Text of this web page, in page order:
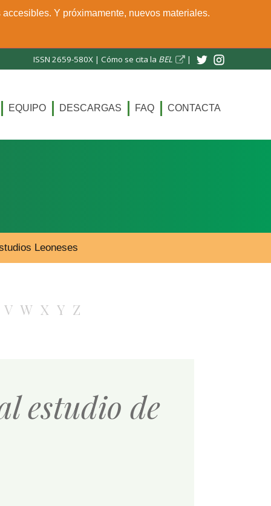
ISSN 2659-580X | Cómo se cita la BEL |
EQUIPO DESCARGAS FAQ CONTACTA
Leoneses
V W X Y Z
estudio de
Y próximamente, nuevos materiales.